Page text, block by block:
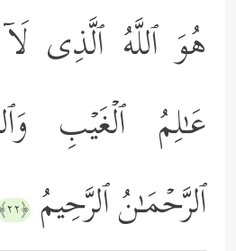
هُوَ ٱللَّهُ ٱلَّذِی
عَـٰلِمُ ٱلۡغَیۡبِ
ٱلرَّحۡمَـٰنُ ٱلرَّحِیمُ ﴿٢٢﴾